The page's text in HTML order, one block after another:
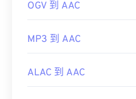
OGV 到 AAC
MP3 到 AAC
ALAC 到 AAC